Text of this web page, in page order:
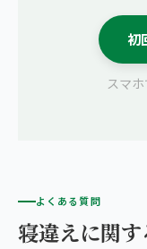
初
スマ
よくある質問
寝違えに関